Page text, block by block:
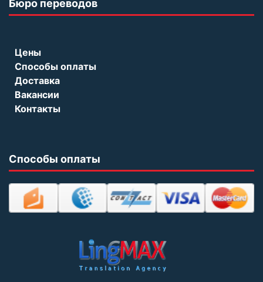
Бюро переводов
Цены
Способы оплаты
Доставка
Вакансии
Контакты
Способы оплаты